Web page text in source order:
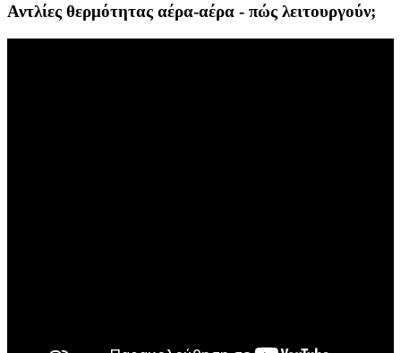
Αντλίες θερμότητας αέρα-αέρα - πώς λειτουργούν;